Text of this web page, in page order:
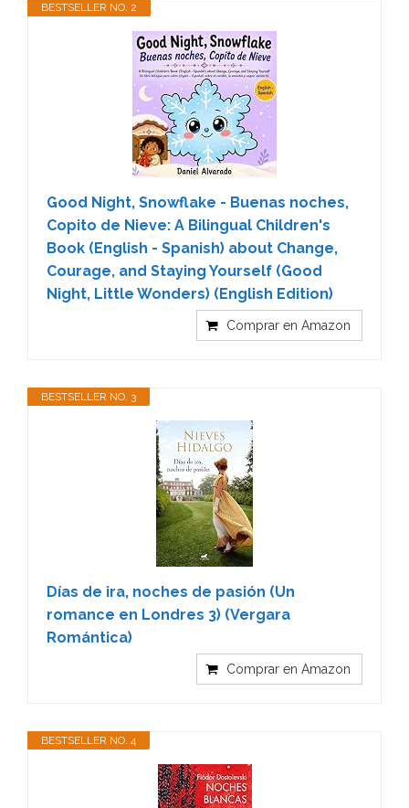
BESTSELLER NO. 2
Good Night, Snowflake - Buenas noches,
Copito de Nieve: A Bilingual Children's
Book (English - Spanish) about Change,
Courage, and Staying Yourself (Good
Night, Little Wonders) (English Edition)
Comprar en Amazon
BESTSELLER NO. 3
Días de ira, noches de pasión (Un
romance en Londres 3) (Vergara
Romántica)
Comprar en Amazon
BESTSELLER NO. 4